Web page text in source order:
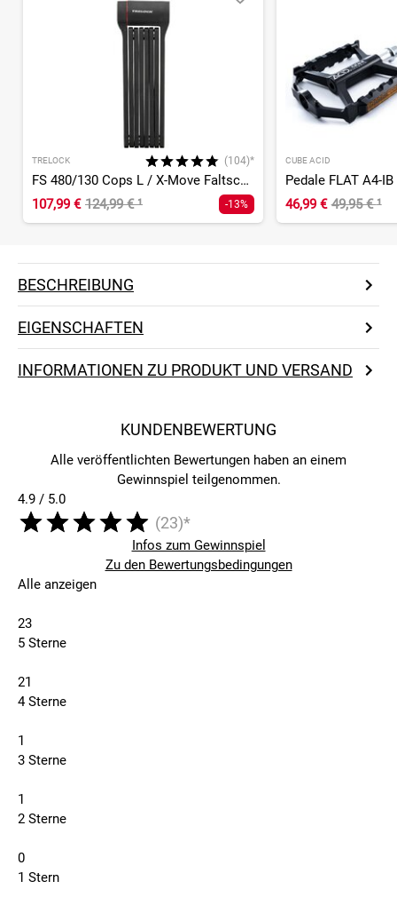
TRELOCK (104)*
FS 480/130 Cops L / X-Move Faltschloss
107,99 € 124,99 €¹ -13%
CUBE ACID
Pedale FLAT A4-
46,99 € 49,95 €¹
BESCHREIBUNG
EIGENSCHAFTEN
INFORMATIONEN ZU PRODUKT UND VERSAND
KUNDENBEWERTUNG
Alle veröffentlichten Bewertungen haben an einem
Gewinnspiel teilgenommen.
4.9 / 5.0
(23)*
Infos zum Gewinnspiel
Zu den Bewertungsbedingungen
Alle anzeigen
23
5 Sterne
21
4 Sterne
1
3 Sterne
1
2 Sterne
0
1 Stern